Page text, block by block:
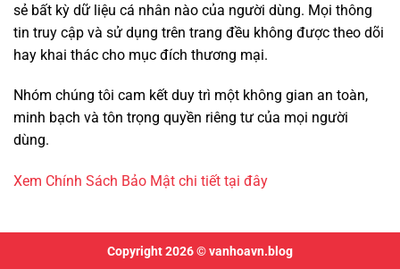
sẻ bất kỳ dữ liệu cá nhân nào của người dùng. Mọi thông
tin truy cập và sử dụng trên trang đều không được theo dõi
hay khai thác cho mục đích thương mại.
Nhóm chúng tôi cam kết duy trì một không gian an toàn,
minh bạch và tôn trọng quyền riêng tư của mọi người
dùng.
Xem Chính Sách Bảo Mật chi tiết tại đây
Copyright 2026 © vanhoavn.blog